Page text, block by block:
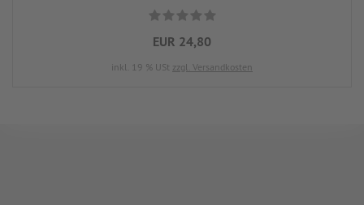
EUR 24,80
inkl. 19 % USt zzgl. Versandkosten